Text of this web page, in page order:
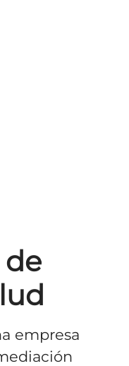
empresa